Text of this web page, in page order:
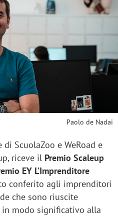
Paolo de Nadai
di ScuolaZoo e WeRoad e
riceve il Premio Scaleup
EY L’Imprenditore
conferito agli imprenditori
che sono riuscite
modo significativo alla